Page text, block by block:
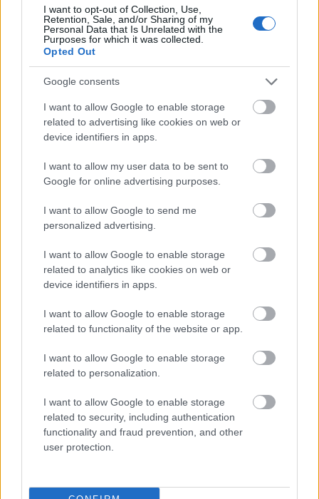
I want to opt-out of Collection, Use,
Retention, Sale, and/or Sharing of my
Personal Data that Is Unrelated with the
Purposes for which it was collected.
Opted Out
Google consents
I want to allow Google to enable storage
related to advertising like cookies on web or
device identifiers in apps.
I want to allow my user data to be sent to
Google for online advertising purposes.
I want to allow Google to send me
personalized advertising.
I want to allow Google to enable storage
related to analytics like cookies on web or
device identifiers in apps.
I want to allow Google to enable storage
related to functionality of the website or app.
I want to allow Google to enable storage
related to personalization.
I want to allow Google to enable storage
related to security, including authentication
functionality and fraud prevention, and other
user protection.
con los servicios de Brian Oliván, quien sigue aquejado de
molestias en el gemelo. Pierre-Gabriel u Óscar Gil ocuparán
el lateral izquierdo en el duelo ante el Athletic.
Nico, al margen del grupo
El Valencia jugará ante el Almería con la duda de Nico
González. El centrocampista, quien cayó lesionado en la
jornada 27, sigue con molestias en su tobillo y este viernes
Varios tocados en el Villarreal
Terrats, Chuwkwueze y Baena tienen algunas molestias
Quique Setién en la visita groguet al Bernabéu. Quien
puede causar baja de nuevo es Raúl Albiol, quien sigue con
molestias. Gerard y Capoue volverán a ser baja una